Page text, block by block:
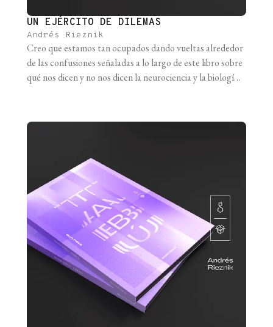
UN EJÉRCITO DE DILEMAS
Andrés Rieznik
Creo que estamos tan ocupados dando vueltas alrededor
de las confusiones señaladas a lo largo de este libro sobre
qué nos dicen y no nos dicen la neurociencia y la biología y
conversaciones importantes y actuales que no estamos